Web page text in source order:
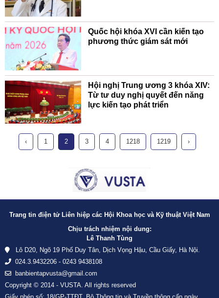
Quốc hội khóa XVI cần kiến tạo
phương thức giám sát mới
Hội nghị Trung ương 3 khóa XIV:
Từ tư duy nghị quyết đến năng
lực kiến tạo phát triển
‹ 1 2 3 4 1218 1219 ›
Trang tin điện tử Liên hiệp các Hội Khoa học và Kỹ thuật Việt Nam
Chịu trách nhiệm nội dung:
Lê Thanh Tùng
Lô D20, Ngõ 19 Phố Duy Tân, Dịch Vọng Hậu, Cầu Giấy, Hà Nội.
024.3.9432206 - 0243 9438108
banbientapvusta@gmail.com
Copyright © 2014 - VUSTA. All rights reserved